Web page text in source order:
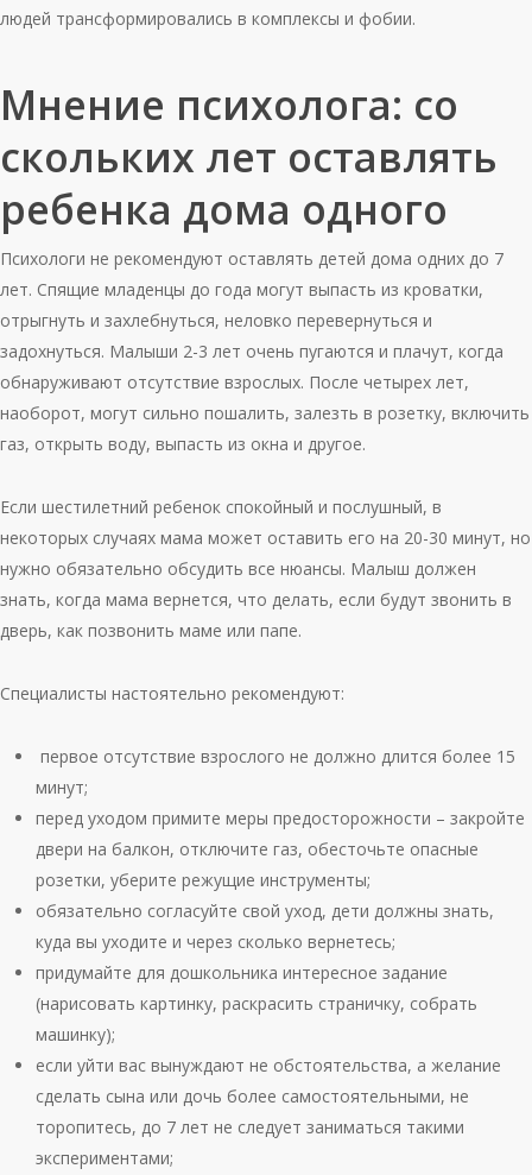
людей трансформировались в комплексы и фобии.
Мнение психолога: со
скольких лет оставлять
ребенка дома одного
Психологи не рекомендуют оставлять детей дома одних до 7
лет. Спящие младенцы до года могут выпасть из кроватки,
отрыгнуть и захлебнуться, неловко перевернуться и
задохнуться. Малыши 2-3 лет очень пугаются и плачут, когда
обнаруживают отсутствие взрослых. После четырех лет,
наоборот, могут сильно пошалить, залезть в розетку, включить
газ, открыть воду, выпасть из окна и другое.
Если шестилетний ребенок спокойный и послушный, в
некоторых случаях мама может оставить его на 20-30 минут, но
нужно обязательно обсудить все нюансы. Малыш должен
знать, когда мама вернется, что делать, если будут звонить в
дверь, как позвонить маме или папе.
Специалисты настоятельно рекомендуют:
первое отсутствие взрослого не должно длится более 15
минут;
перед уходом примите меры предосторожности – закройте
двери на балкон, отключите газ, обесточьте опасные
розетки, уберите режущие инструменты;
обязательно согласуйте свой уход, дети должны знать,
куда вы уходите и через сколько вернетесь;
придумайте для дошкольника интересное задание
(нарисовать картинку, раскрасить страничку, собрать
машинку);
если уйти вас вынуждают не обстоятельства, а желание
сделать сына или дочь более самостоятельными, не
торопитесь, до 7 лет не следует заниматься такими
экспериментами;